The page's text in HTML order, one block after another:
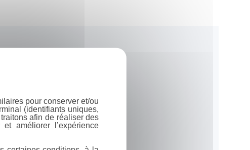
pour conserver et/ou
(identifiants uniques,
afin de réaliser des
améliorer l’expérience